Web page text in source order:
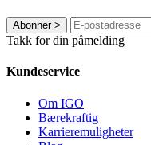
Abonner>
Takk for din påmelding
Kundeservice
Om IGO
Bærekraftig
Karrieremuligheter